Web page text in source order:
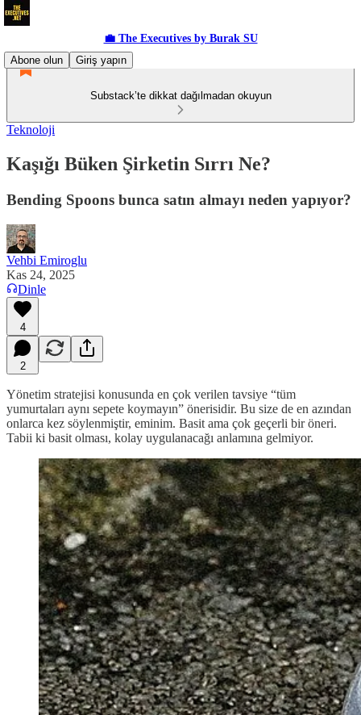
💼 The Executives by Burak SU
Abone olun
Giriş yapın
Substack’te dikkat dağılmadan okuyun
Teknoloji
Kaşığı Büken Şirketin Sırrı Ne?
Bending Spoons bunca satın almayı neden yapıyor?
Vehbi Emiroglu
Kas 24, 2025
Dinle
4
2
Yönetim stratejisi konusunda en çok verilen tavsiye “tüm
yumurtaları aynı sepete koymayın” önerisidir. Bu size de en azından
onlarca kez söylenmiştir, eminim. Basit ama çok geçerli bir öneri.
Tabii ki basit olması, kolay uygulanacağı anlamına gelmiyor.